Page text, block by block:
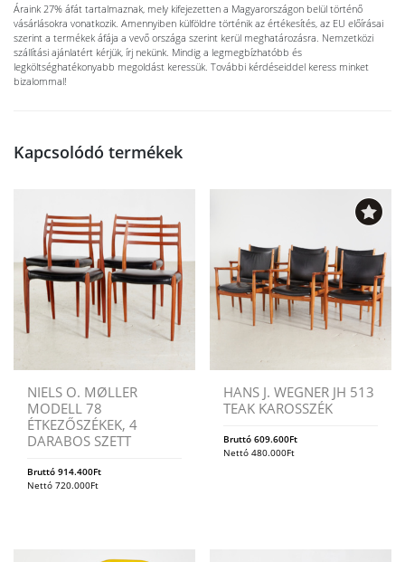
Áraink 27% áfát tartalmaznak, mely kifejezetten a Magyarországon belül történő
vásárlásokra vonatkozik. Amennyiben külföldre történik az értékesítés, az EU előírásai
szerint a termékek áfája a vevő országa szerint kerül meghatározásra. Nemzetközi
szállítási ajánlatért kérjük, írj nekünk. Mindig a legmegbízhatóbb és
legköltséghatékonyabb megoldást keressük. További kérdéseiddel keress minket
bizalommal!
Kapcsolódó termékek
NIELS O. MØLLER
MODELL 78
ÉTKEZŐSZÉKEK, 4
DARABOS SZETT
Bruttó 914.400Ft
Nettó 720.000Ft
HANS J. WEGNER JH 513
TEAK KAROSSZÉK
Bruttó609.600Ft
Nettó480.000Ft